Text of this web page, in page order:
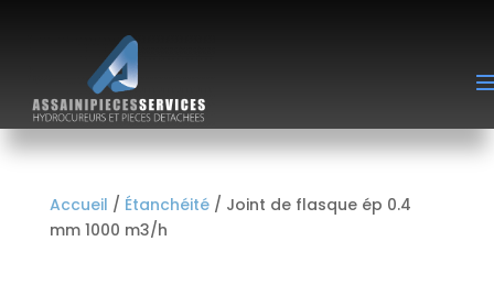
Accueil / Étanchéité/ Joint de flasque ép 0.4
mm 1000 m3/h